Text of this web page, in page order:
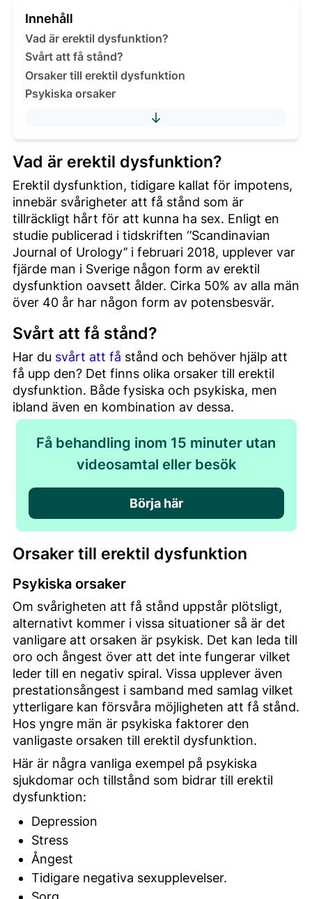
Innehåll
Vad är erektil dysfunktion?
Svårt att få stånd?
Orsaker till erektil dysfunktion
Psykiska orsaker
Vad är erektil dysfunktion?
Erektil dysfunktion, tidigare kallat för impotens,
innebär svårigheter att få stånd som är
tillräckligt hårt för att kunna ha sex. Enligt en
studie publicerad i tidskriften ‘’Scandinavian
Journal of Urology’’ i februari 2018, upplever var
fjärde man i Sverige någon form av erektil
dysfunktion oavsett ålder. Cirka 50% av alla män
över 40 år har någon form av potensbesvär.
Svårt att få stånd?
Har du svårt att få stånd och behöver hjälp att
få upp den? Det finns olika orsaker till erektil
dysfunktion. Både fysiska och psykiska, men
ibland även en kombination av dessa.
Få behandling inom 15 minuter utan
videosamtal eller besök
Börja här
Orsaker till erektil dysfunktion
Psykiska orsaker
Om svårigheten att få stånd uppstår plötsligt,
alternativt kommer i vissa situationer så är det
vanligare att orsaken är psykisk. Det kan leda till
oro och ångest över att det inte fungerar vilket
leder till en negativ spiral. Vissa upplever även
prestationsångest i samband med samlag vilket
ytterligare kan försvåra möjligheten att få stånd.
Hos yngre män är psykiska faktorer den
vanligaste orsaken till erektil dysfunktion.
Här är några vanliga exempel på psykiska
sjukdomar och tillstånd som bidrar till erektil
dysfunktion:
Depression
Stress
Ångest
Tidigare negativa sexupplevelser.